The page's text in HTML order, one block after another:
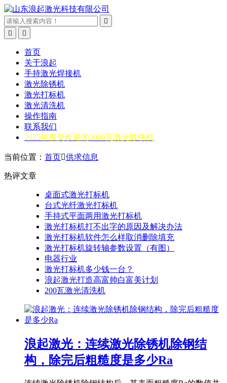



首页
关于浪起
手持激光焊接机
激光除锈机
激光打标机
激光清洗机
操作指南
联系我们
2025年很受欢迎的3000瓦激光除锈机
当前位置： 首页供求信息
热评文章
桌面式激光打标机
台式光纤激光打标机
手持式平面两用激光打标机
激光打标机打不出字的原因及解决办法
激光打标机软件怎么样取消删除填充
激光打标机旋转轴参数设置（有图）
电器行业
激光打标机多少钱一台？
浪起激光打造高富帅白富美计划
200瓦激光清洗机
浪起激光：连续激光除锈机除钢结
构，除完后粗糙度是多少Ra